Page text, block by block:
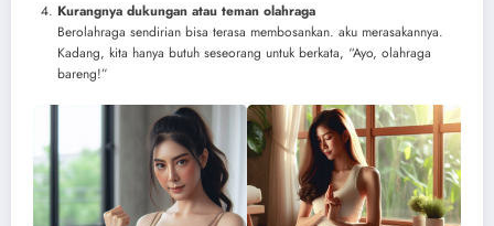
Kurangnya dukungan atau teman olahraga
Berolahraga sendirian bisa terasa membosankan. aku merasakannya.
Kadang, kita hanya butuh seseorang untuk berkata, “Ayo, olahraga
bareng!”